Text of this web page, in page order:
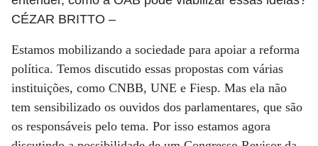
CÉZAR BRITTO –
Estamos mobilizando a sociedade para apoiar a reforma
política. Temos discutido essas propostas com várias
instituições, como CNBB, UNE e Fiesp. Mas ela não
tem sensibilizado os ouvidos dos parlamentares, que são
os responsáveis pelo tema. Por isso estamos agora